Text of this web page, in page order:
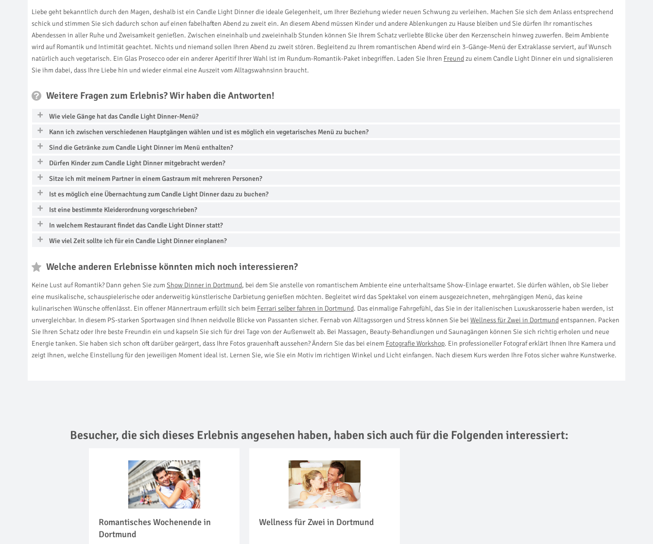
Liebe geht bekanntlich durch den Magen, deshalb ist ein Candle Light Dinner die ideale Gelegenheit, um Ihrer Beziehung wieder neuen Schwung zu verleihen. Machen Sie sich dem Anlass entsprechend
schick und stimmen Sie sich dadurch schon auf einen fabelhaften Abend zu zweit ein. An diesem Abend müssen Kinder und andere Ablenkungen zu Hause bleiben und Sie dürfen Ihr romantisches
Abendessen in aller Ruhe und Zweisamkeit genießen. Zwischen eineinhalb und zweieinhalb Stunden können Sie Ihrem Schatz verliebte Blicke über den Kerzenschein hinweg zuwerfen. Beim Ambiente
wird auf Romantik und Intimität geachtet. Nichts und niemand sollen Ihren Abend zu zweit stören. Begleitend zu Ihrem romantischen Abend wird ein 3-Gänge-Menü der Extraklasse serviert, auf Wunsch
natürlich auch vegetarisch. Ein Glas Prosecco oder ein anderer Aperitif Ihrer Wahl ist im Rundum-Romantik-Paket inbegriffen. Laden Sie Ihren Freundzu einem Candle Light Dinner ein und signalisieren
Sie ihm dabei, dass Ihre Liebe hin und wieder einmal eine Auszeit vom Alltagswahnsinn braucht.
Weitere Fragen zum Erlebnis? Wir haben die Antworten!
Wie viele Gänge hat das Candle Light Dinner-Menü?
Kann ich zwischen verschiedenen Hauptgängen wählen und ist es möglich ein vegetarisches Menü zu buchen?
Sind die Getränke zum Candle Light Dinner im Menü enthalten?
Dürfen Kinder zum Candle Light Dinner mitgebracht werden?
Sitze ich mit meinem Partner in einem Gastraum mit mehreren Personen?
Ist es möglich eine Übernachtung zum Candle Light Dinner dazu zu buchen?
Ist eine bestimmte Kleiderordnung vorgeschrieben?
In welchem Restaurant findet das Candle Light Dinner statt?
Wie viel Zeit sollte ich für ein Candle Light Dinner einplanen?
Welche anderen Erlebnisse könnten mich noch interessieren?
Keine Lust auf Romantik? Dann gehen Sie zum Show Dinner in Dortmund, bei dem Sie anstelle von romantischem Ambiente eine unterhaltsame Show-Einlage erwartet. Sie dürfen wählen, ob Sie lieber
eine musikalische, schauspielerische oder anderweitig künstlerische Darbietung genießen möchten. Begleitet wird das Spektakel von einem ausgezeichneten, mehrgängigen Menü, das keine
kulinarischen Wünsche offenlässt. Ein offener Männertraum erfüllt sich beim Ferrari selber fahren in Dortmund. Das einmalige Fahrgefühl, das Sie in der italienischen Luxuskarosserie haben werden, ist
unvergleichbar. In diesem PS-starken Sportwagen sind Ihnen neidvolle Blicke von Passanten sicher. Fernab von Alltagssorgen und Stress können Sie bei Wellness für Zwei in Dortmundentspannen. Packen
Sie Ihren Schatz oder Ihre beste Freundin ein und kapseln Sie sich für drei Tage von der Außenwelt ab. Bei Massagen, Beauty-Behandlungen und Saunagängen können Sie sich richtig erholen und neue
Energie tanken. Sie haben sich schon oft darüber geärgert, dass Ihre Fotos grauenhaft aussehen? Ändern Sie das bei einem Fotografie Workshop. Ein professioneller Fotograf erklärt Ihnen Ihre Kamera und
zeigt Ihnen, welche Einstellung für den jeweiligen Moment ideal ist. Lernen Sie, wie Sie ein Motiv im richtigen Winkel und Licht einfangen. Nach diesem Kurs werden Ihre Fotos sicher wahre Kunstwerke.
Besucher, die sich dieses Erlebnis angesehen haben, haben sich auch für die Folgenden interessiert:
Romantisches Wochenende in
Dortmund
Wellness für Zwei in Dortmund